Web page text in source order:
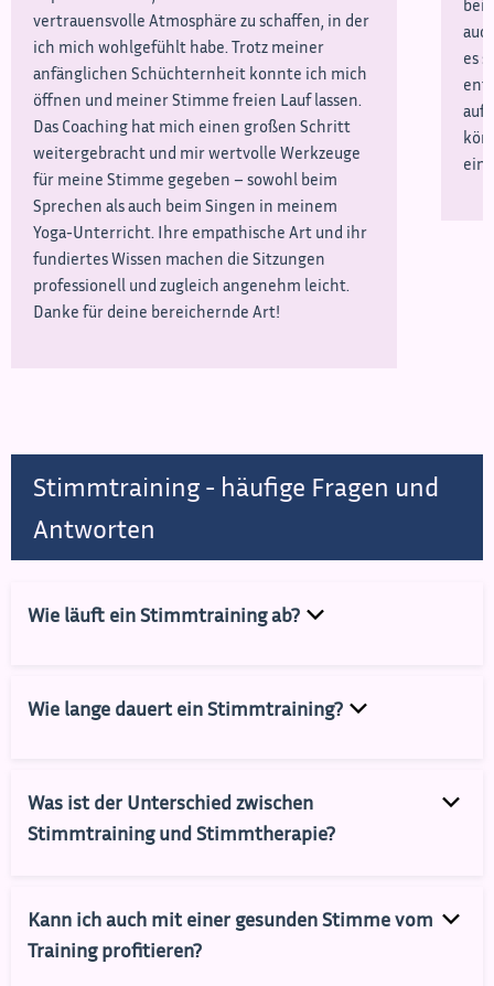
vertrauensvolle Atmosphäre zu schaffen, in der
ich mich wohlgefühlt habe. Trotz meiner
anfänglichen Schüchternheit konnte ich mich
öffnen und meiner Stimme freien Lauf lassen.
Das Coaching hat mich einen großen Schritt
weitergebracht und mir wertvolle Werkzeuge
für meine Stimme gegeben – sowohl beim
Sprechen als auch beim Singen in meinem
Yoga-Unterricht. Ihre empathische Art und ihr
fundiertes Wissen machen die Sitzungen
professionell und zugleich angenehm leicht.
Danke für deine bereichernde Art!
es
Stimmtraining - häufige Fragen und
Antworten
Wie läuft ein Stimmtraining ab?
Wie lange dauert ein Stimmtraining?
Was ist der Unterschied zwischen
Stimmtraining und Stimmtherapie?
Kann ich auch mit einer gesunden Stimme vom
Training profitieren?